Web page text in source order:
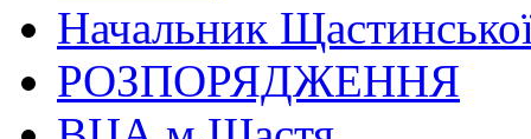
Начальник
РОЗПОРЯДЖЕННЯ